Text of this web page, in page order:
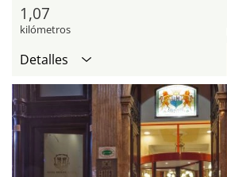
1,07
kilómetros
Detalles